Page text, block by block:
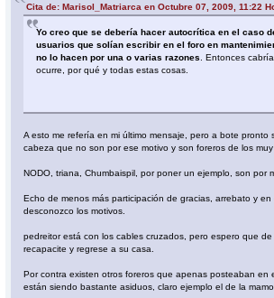
Cita de: Marisol_Matriarca en Octubre 07, 2009, 11:22
Yo creo que se debería hacer autocrítica en el caso
usuarios que solían escribir en el foro en
no lo hacen por una o varias razones
. Entonces
ocurre, por qué y todas estas cosas.
A esto me refería en mi último mensaje, pero a bote pronto
cabeza que no son por ese motivo y son foreros de los
NODO, triana, Chumbaispil, por poner un ejemplo, son por
Echo de menos más participación de gracias, arrebato y
desconozco los motivos.
pedreitor está con los cables cruzados, pero espero que
recapacite y regrese a su casa.
Por contra existen otros foreros que apenas posteaban en
están siendo bastante asiduos, claro ejemplo el de la